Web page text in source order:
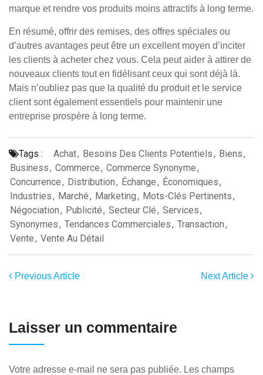
marque et rendre vos produits moins attractifs à long terme.
En résumé, offrir des remises, des offres spéciales ou
d’autres avantages peut être un excellent moyen d’inciter
les clients à acheter chez vous. Cela peut aider à attirer de
nouveaux clients tout en fidélisant ceux qui sont déjà là.
Mais n’oubliez pas que la qualité du produit et le service
client sont également essentiels pour maintenir une
entreprise prospère à long terme.
Tags : Achat, Besoins Des Clients Potentiels, Biens,
Business, Commerce, Commerce Synonyme,
Concurrence, Distribution, Échange, Économiques,
Industries, Marché, Marketing, Mots-Clés Pertinents,
Négociation, Publicité, Secteur Clé, Services,
Synonymes, Tendances Commerciales, Transaction,
Vente, Vente Au Détail
Previous Article Next Article
Laisser un commentaire
Votre adresse e-mail ne sera pas publiée. Les champs